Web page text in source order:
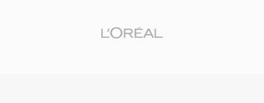
wiadomości i platformie społecznościowej bez
pamiec masowa byly deficytowe. Kontener